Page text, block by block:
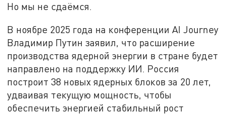
Но мы не сдаёмся.
В ноябре 2025 года на конференции AI Journey
Владимир Путин заявил, что расширение
производства ядерной энергии в стране будет
направлено на поддержку ИИ. Россия
построит 38 новых ядерных блоков за 20 лет,
удваивая текущую мощность, чтобы
обеспечить энергией стабильный рост